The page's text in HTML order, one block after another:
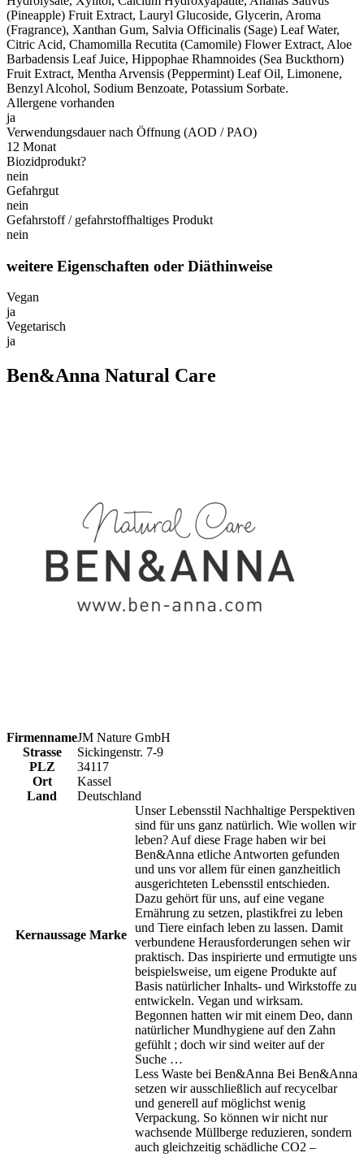
(Pineapple) Fruit Extract, Lauryl Glucoside, Glycerin, Aroma
(Fragrance), Xanthan Gum, Salvia Officinalis (Sage) Leaf Water,
Citric Acid, Chamomilla Recutita (Camomile) Flower Extract, Aloe
Barbadensis Leaf Juice, Hippophae Rhamnoides (Sea Buckthorn)
Fruit Extract, Mentha Arvensis (Peppermint) Leaf Oil, Limonene,
Benzyl Alcohol, Sodium Benzoate, Potassium Sorbate.
Allergene vorhanden
ja
Verwendungsdauer nach Öffnung (AOD / PAO)
12 Monat
Biozidprodukt?
nein
Gefahrgut
nein
Gefahrstoff / gefahrstoffhaltiges Produkt
nein
weitere Eigenschaften oder Diäthinweise
Vegan
ja
Vegetarisch
ja
Ben&Anna Natural Care
FirmennameJM Nature GmbH
Strasse
Sickingenstr. 7-9
PLZ
34117
Ort
Kassel
Land
Deutschland
Kernaussage Marke
Unser Lebensstil Nachhaltige Perspektiven
sind für uns ganz natürlich. Wie wollen wir
leben? Auf diese Frage haben wir bei
Ben&Anna etliche Antworten gefunden
und uns vor allem für einen ganzheitlich
ausgerichteten Lebensstil entschieden.
Dazu gehört für uns, auf eine vegane
Ernährung zu setzen, plastikfrei zu leben
und Tiere einfach leben zu lassen. Damit
verbundene Herausforderungen sehen wir
praktisch. Das inspirierte und ermutigte uns
beispielsweise, um eigene Produkte auf
Basis natürlicher Inhalts- und Wirkstoffe zu
entwickeln. Vegan und wirksam.
Begonnen hatten wir mit einem Deo, dann
natürlicher Mundhygiene auf den Zahn
gefühlt ; doch wir sind weiter auf der
Suche …
Less Waste bei Ben&Anna Bei Ben&Anna
setzen wir ausschließlich auf recycelbar
und generell auf möglichst wenig
Verpackung. So können wir nicht nur
wachsende Müllberge reduzieren, sondern
auch gleichzeitig schädliche CO2 –